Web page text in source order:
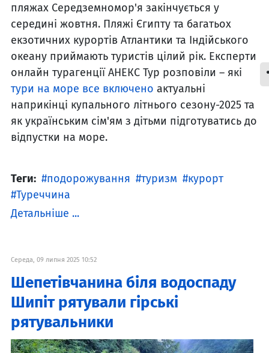
пляжах Середземномор'я закінчується у
середині жовтня. Пляжі Єгипту та багатьох
екзотичних курортів Атлантики та Індійського
океану приймають туристів цілий рік. Експерти
онлайн турагенції АНЕКС Тур розповіли – які
тури на море все включено актуальні
наприкінці купального літнього сезону-2025 та
як українським сім'ям з дітьми підготуватись до
відпустки на море.
Теги: подорожування туризм
курорт
Туреччина
Детальніше ...
Середа, 09 липня 2025 10:52
Шепетівчанина біля водоспаду
Шипіт рятували гірські
рятувальники